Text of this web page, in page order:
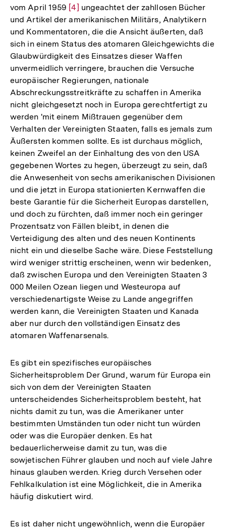
Auflösung
der
Fußnote
vom April 1959 Zur
Auflösung
der
Fußnote
[4] ungeachtet der zahllosen Bücher
und Artikel der amerikanischen Militärs, Analytikern
und Kommentatoren, die die Ansicht äußerten, daß
sich in einem Status des atomaren Gleichgewichts die
Glaubwürdigkeit des Einsatzes dieser Waffen
unvermeidlich verringere, brauchen die Versuche
europäischer Regierungen, nationale
Abschreckungsstreitkräfte zu schaffen in Amerika
nicht gleichgesetzt noch in Europa gerechtfertigt zu
werden 'mit einem Mißtrauen gegenüber dem
Verhalten der Vereinigten Staaten, falls es jemals zum
Äußersten kommen sollte. Es ist durchaus möglich,
keinen Zweifel an der Einhaltung des von den USA
gegebenen Wortes zu hegen, überzeugt zu sein, daß
die Anwesenheit von sechs amerikanischen Divisionen
und die jetzt in Europa stationierten Kernwaffen die
beste Garantie für die Sicherheit Europas darstellen,
und doch zu fürchten, daß immer noch ein geringer
Prozentsatz von Fällen bleibt, in denen die
Verteidigung des alten und des neuen Kontinents
nicht ein und dieselbe Sache wäre. Diese Feststellung
wird weniger strittig erscheinen, wenn wir bedenken,
daß zwischen Europa und den Vereinigten Staaten 3
000 Meilen Ozean liegen und Westeuropa auf
verschiedenartigste Weise zu Lande angegriffen
werden kann, die Vereinigten Staaten und Kanada
aber nur durch den vollständigen Einsatz des
atomaren Waffenarsenals.
Es gibt ein spezifisches europäisches
Sicherheitsproblem Der Grund, warum für Europa ein
sich von dem der Vereinigten Staaten
unterscheidendes Sicherheitsproblem besteht, hat
nichts damit zu tun, was die Amerikaner unter
bestimmten Umständen tun oder nicht tun würden
oder was die Europäer denken. Es hat
bedauerlicherweise damit zu tun, was die
sowjetischen Führer glauben und noch auf viele Jahre
hinaus glauben werden. Krieg durch Versehen oder
Fehlkalkulation ist eine Möglichkeit, die in Amerika
häufig diskutiert wird.
Es ist daher nicht ungewöhnlich, wenn die Europäer